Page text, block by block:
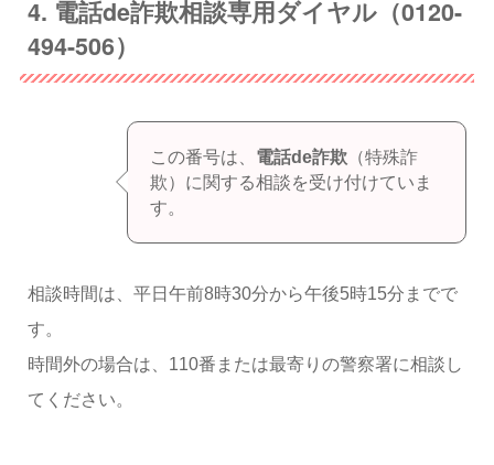
4. 電話de詐欺相談専用ダイヤル（0120-
494-506）
この番号は、 電話de詐欺（特殊詐
欺）に関する相談を受け付けていま
す。
相談時間は、平日午前8時30分から午後5時15分までで
す。
時間外の場合は、110番または最寄りの警察署に相談し
てください。